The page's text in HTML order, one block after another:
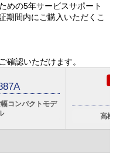
めの5年サービスサポート
期間内にご購入いただくこ
確認いただけます。
コンパクトモデ
高機